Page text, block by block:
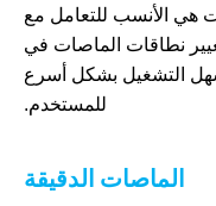
هي الأنسب للتعامل مع
نطاقات الماصات في
التشغيل بشكل أسرع
للمستخدم.
الماصات الدقيقة